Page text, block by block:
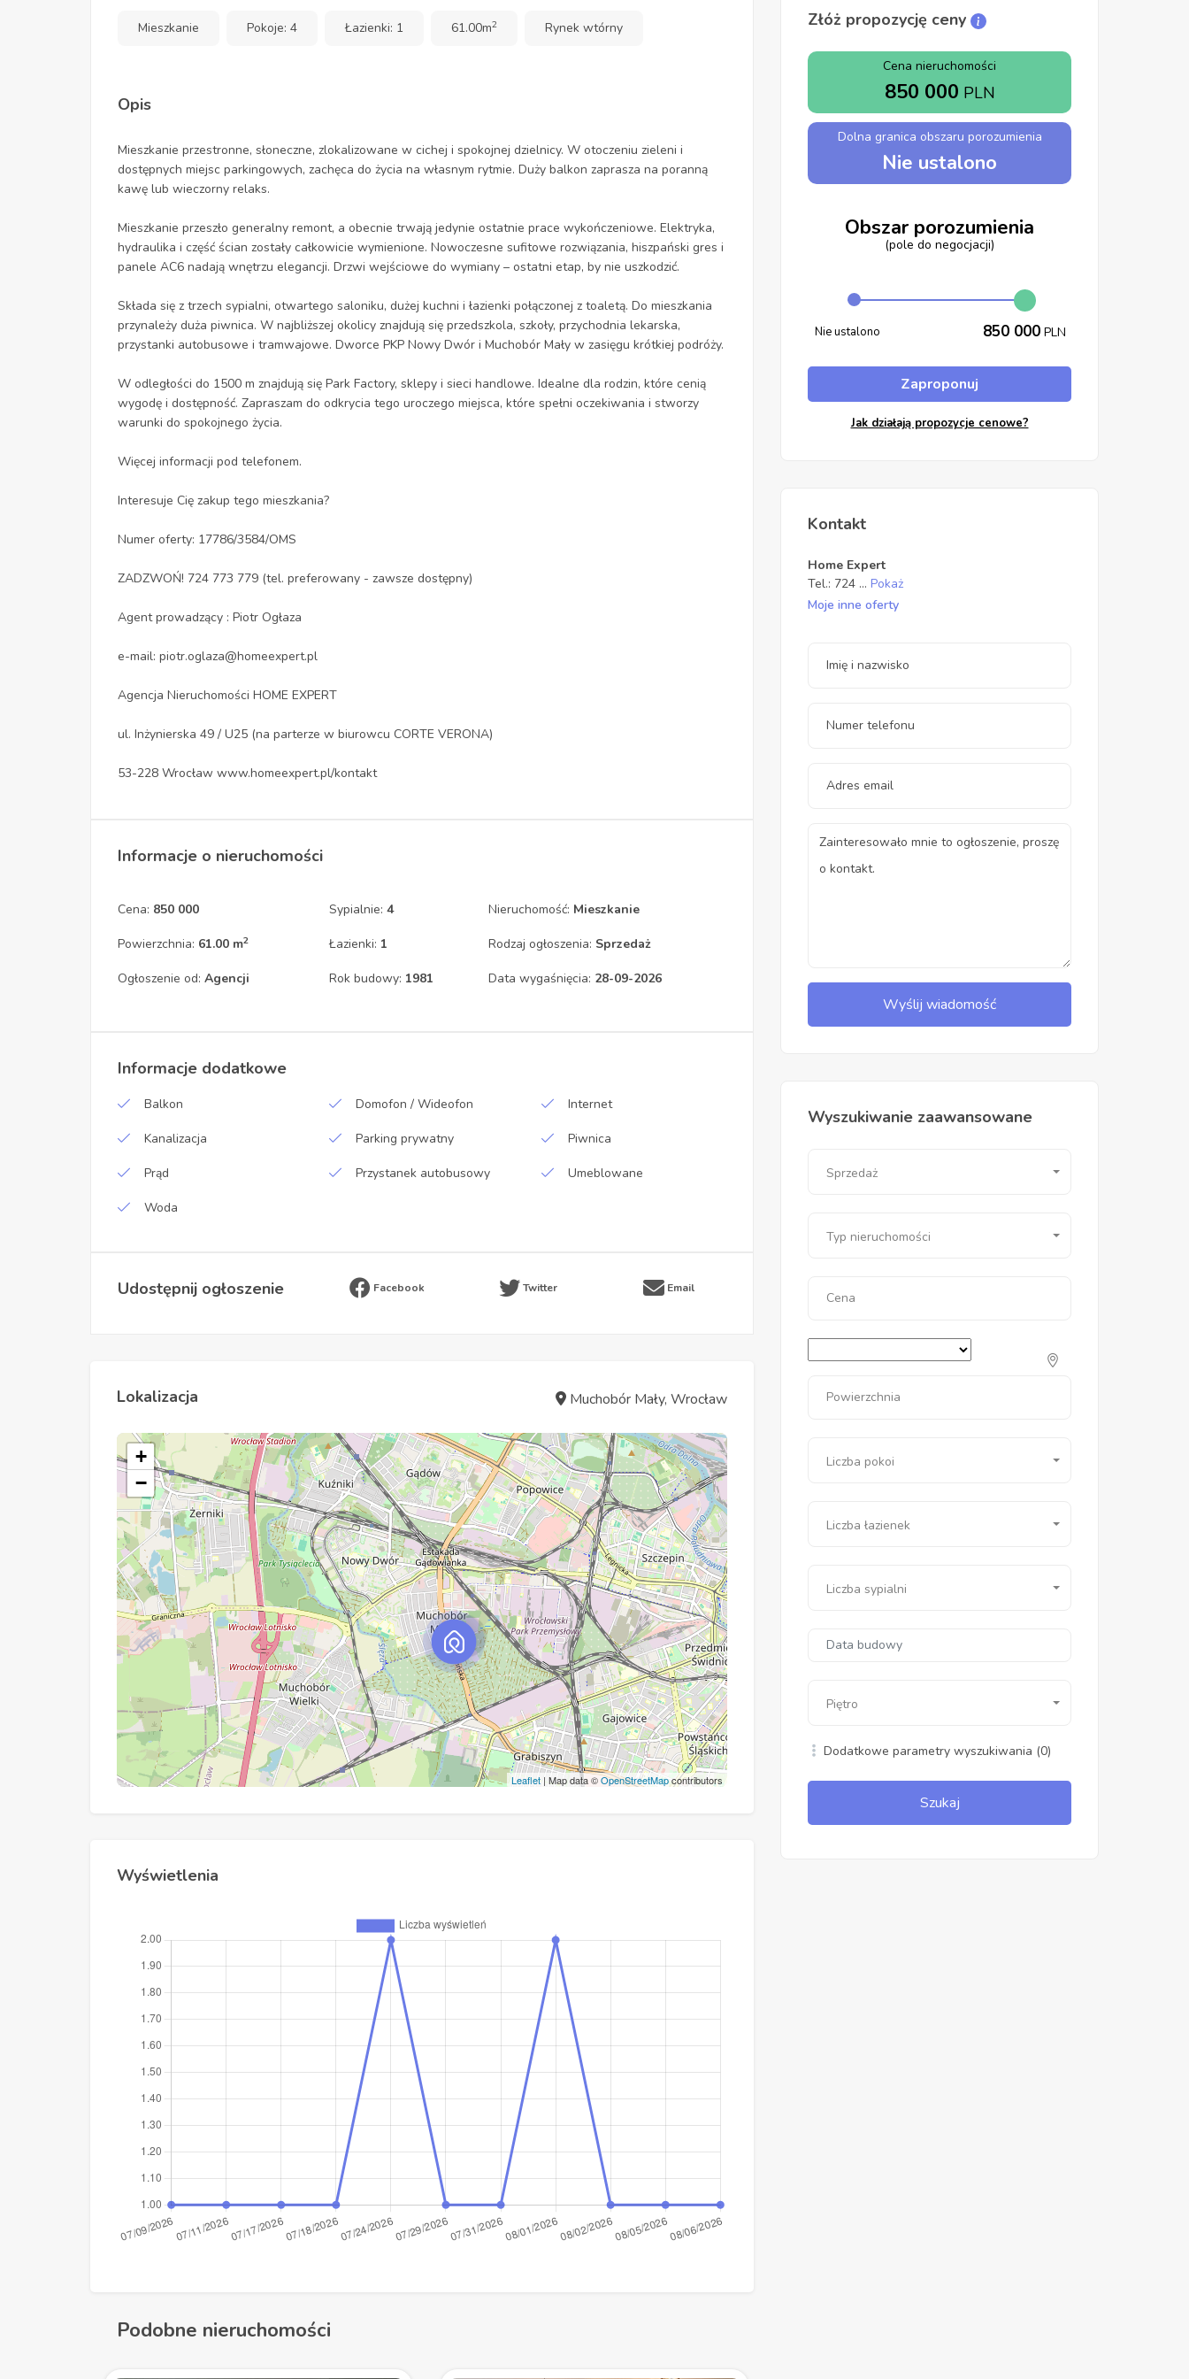
Mieszkanie Pokoje: 4 Łazienki: 1 61.00m2 Rynek wtórny
Opis
Mieszkanie przestronne, słoneczne, zlokalizowane w cichej i spokojnej dzielnicy. W otoczeniu zieleni i
dostępnych miejsc parkingowych, zachęca do życia na własnym rytmie. Duży balkon zaprasza na poranną
kawę lub wieczorny relaks.
Mieszkanie przeszło generalny remont, a obecnie trwają jedynie ostatnie prace wykończeniowe. Elektryka,
hydraulika i część ścian zostały całkowicie wymienione. Nowoczesne sufitowe rozwiązania, hiszpański gres i
panele AC6 nadają wnętrzu elegancji. Drzwi wejściowe do wymiany – ostatni etap, by nie uszkodzić.
Składa się z trzech sypialni, otwartego saloniku, dużej kuchni i łazienki połączonej z toaletą. Do mieszkania
przynależy duża piwnica. W najbliższej okolicy znajdują się przedszkola, szkoły, przychodnia lekarska,
przystanki autobusowe i tramwajowe. Dworce PKP Nowy Dwór i Muchobór Mały w zasięgu krótkiej podróży.
W odległości do 1500 m znajdują się Park Factory, sklepy i sieci handlowe. Idealne dla rodzin, które cenią
wygodę i dostępność. Zapraszam do odkrycia tego uroczego miejsca, które spełni oczekiwania i stworzy
warunki do spokojnego życia.
Więcej informacji pod telefonem.
Interesuje Cię zakup tego mieszkania?
Numer oferty: 17786/3584/OMS
ZADZWOŃ! 724 773 779 (tel. preferowany - zawsze dostępny)
Agent prowadzący : Piotr Ogłaza
e-mail: piotr.oglaza@homeexpert.pl
Agencja Nieruchomości HOME EXPERT
ul. Inżynierska 49 / U25 (na parterze w biurowcu CORTE VERONA)
53-228 Wrocław www.homeexpert.pl/kontakt
Informacje o nieruchomości
Cena: 850 000
Powierzchnia: 61.00 m2
Ogłoszenie od: Agencji
Sypialnie:4
Łazienki: 1
Rok budowy: 1981
Nieruchomość: Mieszkanie
Rodzaj ogłoszenia: Sprzedaż
Data wygaśnięcia: 28-09-2026
Informacje dodatkowe
Balkon Domofon / Wideofon Internet
Kanalizacja Parking prywatny Piwnica
Prąd Przystanek autobusowy Umeblowane
Woda
Udostępnij ogłoszenie Facebook Twitter Email
Lokalizacja Muchobór Mały, Wrocław
+
−
Leaflet | Map data ©OpenStreetMapcontributors
Wyświetlenia
Złóż propozycję ceny
Cena nieruchomości
850 000 PLN
Dolna granica obszaru porozumienia
Nie ustalono
Obszar porozumienia
(pole do negocjacji)
Nie ustalono 850 000 PLN
Zaproponuj
Jak działają propozycje cenowe?
Kontakt
Home Expert
Tel.: 724 ... Pokaż
Moje inne oferty
Wyślij wiadomość
Wyszukiwanie zaawansowane
Sprzedaż
Typ nieruchomości
Cena
Powierzchnia
Liczba pokoi
Liczba łazienek
Liczba sypialni
Piętro
Dodatkowe parametry wyszukiwania (0)
Szukaj
Podobne nieruchomości